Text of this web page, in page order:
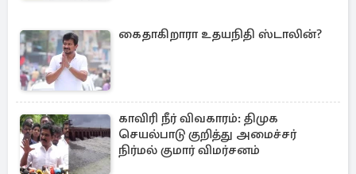
கைதாகிறாரா உதயநிதி ஸ்டாலின்?
காவிரி நீர் விவகாரம்: திமுக
செயல்பாடு குறித்து அமைச்சர்
நிர்மல் குமார் விமர்சனம்